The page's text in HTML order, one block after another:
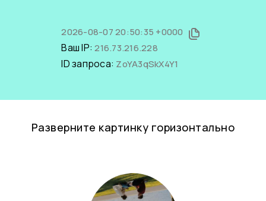
2026-08-07 20:50:35 +0000
Ваш IP:216.73.216.228
ID запроса: ZoYA3qSkX4Y1
Разверните картинку горизонтально